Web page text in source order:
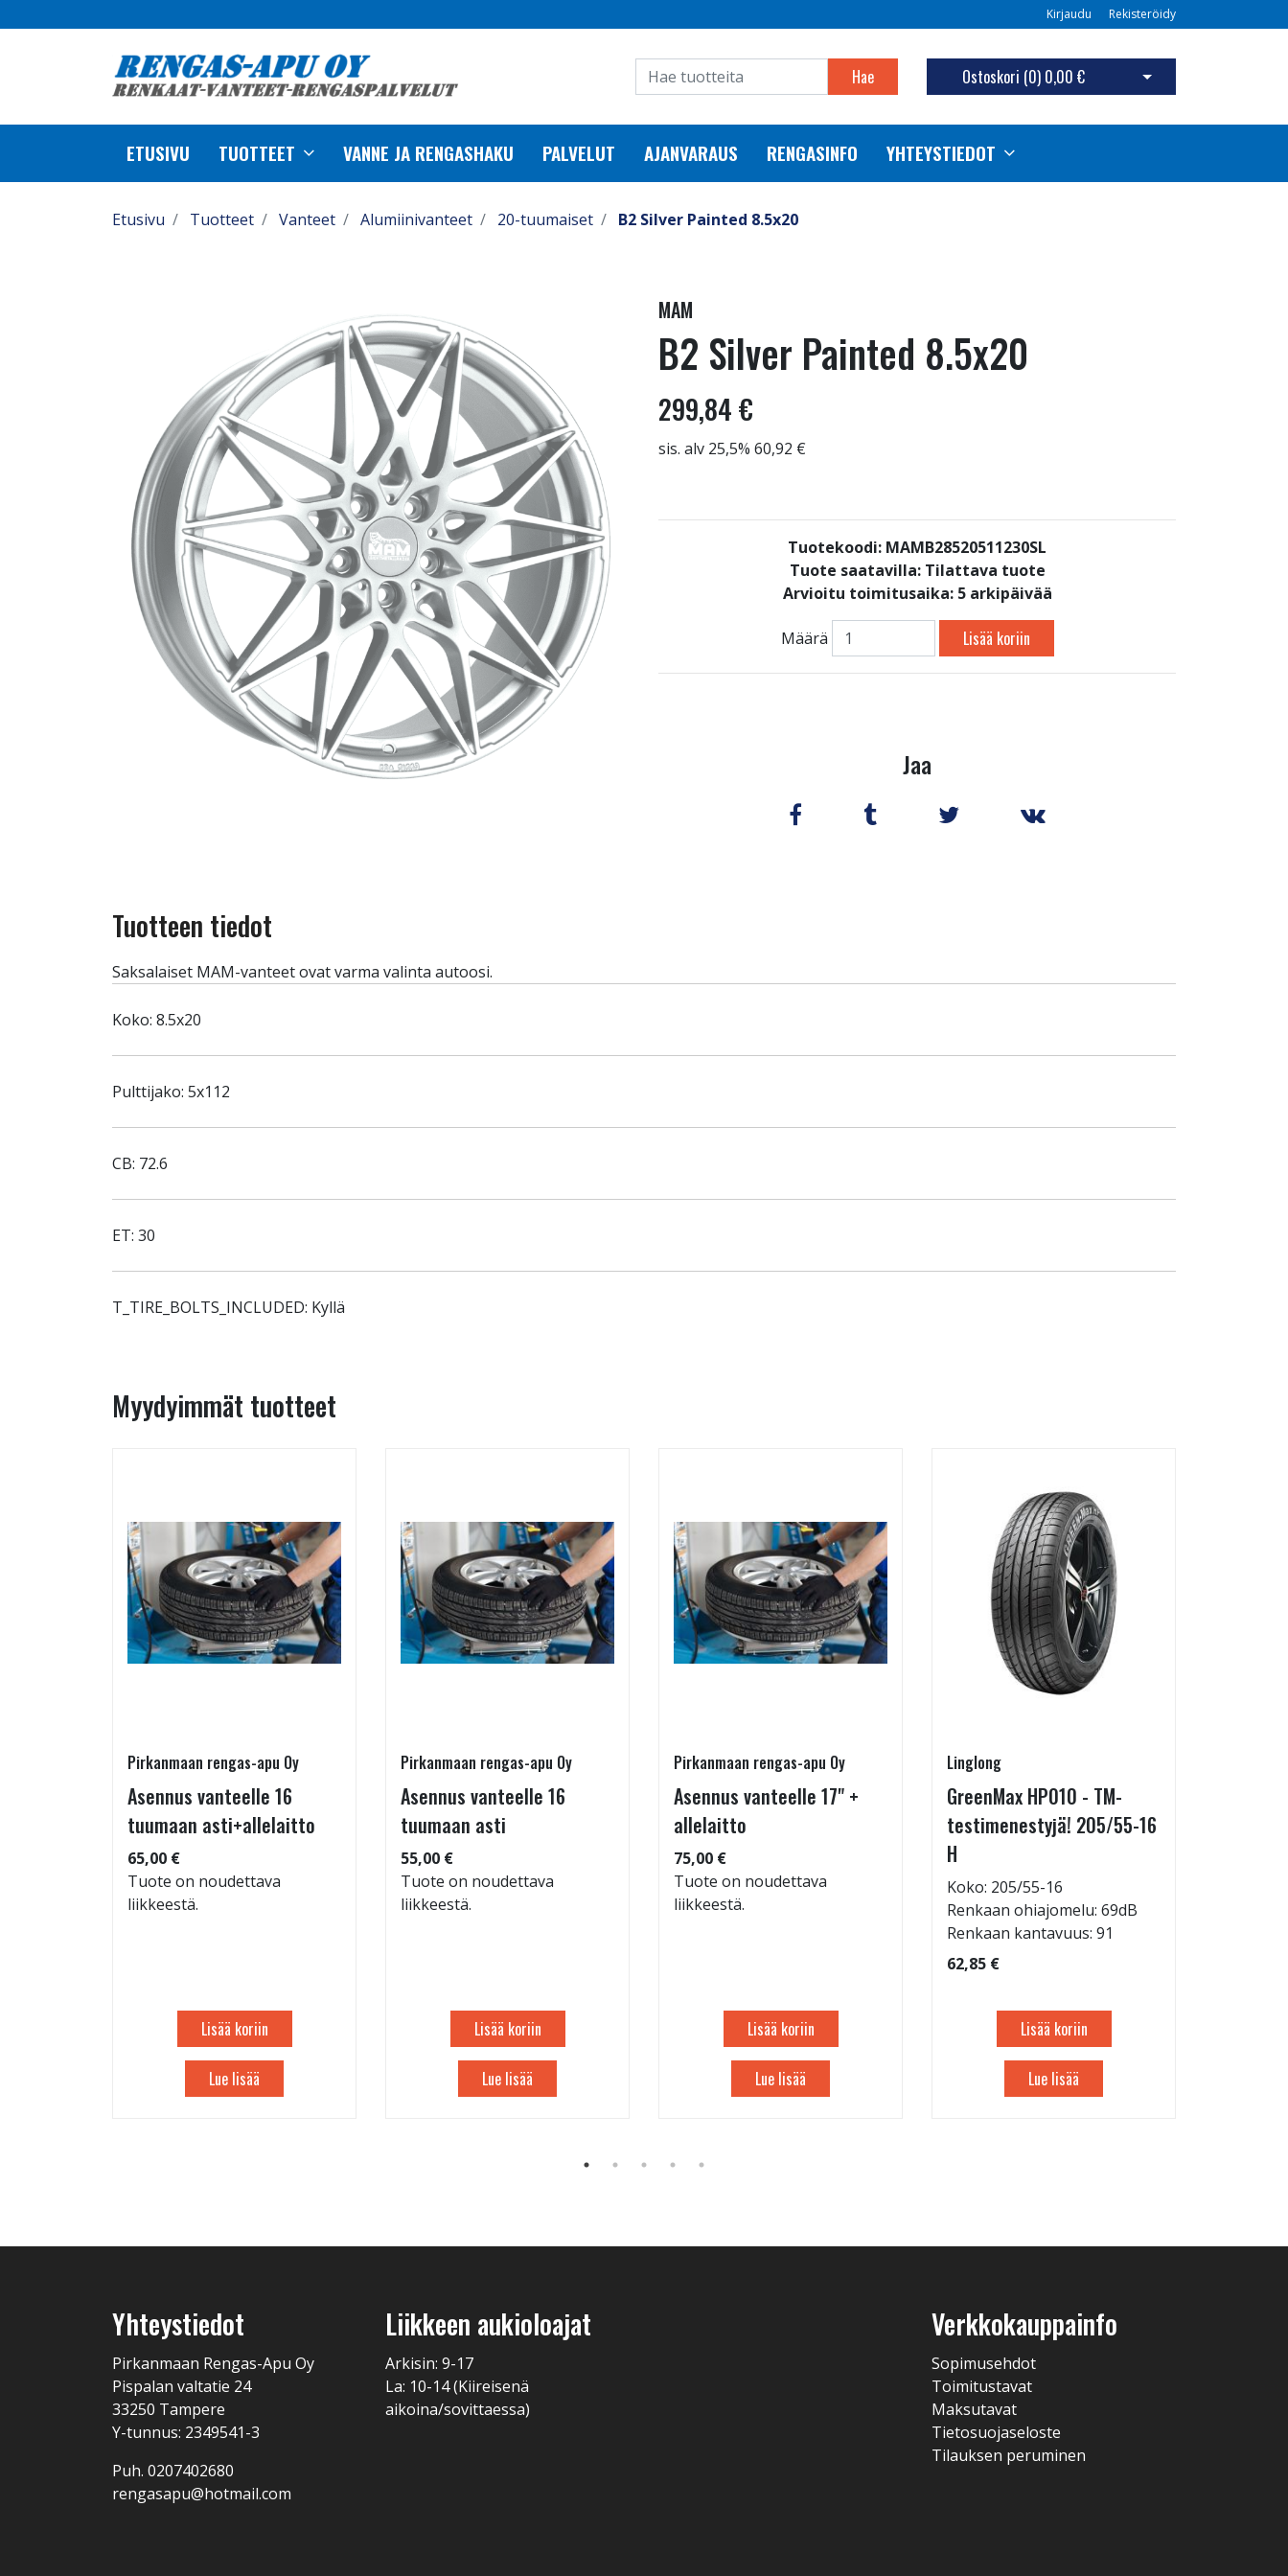
Kirjaudu Rekisteröidy
Hae Ostoskori (0) 0,00 € Avaa ostoskori
ETUSIVU TUOTTEET VANNE JA RENGASHAKU PALVELUT AJANVARAUS RENGASINFO YHTEYSTIEDOT
Etusivu Tuotteet Vanteet Alumiinivanteet 20-tuumaiset B2 Silver Painted 8.5x20
MAM
B2 Silver Painted 8.5x20
299,84 €
sis. alv 25,5% 60,92 €
Tuotekoodi: MAMB28520511230SL
Tuote saatavilla: Tilattava tuote
Arvioitu toimitusaika: 5 arkipäivää
Määrä Lisää koriin
Jaa
Tuotteen tiedot
Saksalaiset MAM-vanteet ovat varma valinta autoosi.
Koko: 8.5x20
Pulttijako: 5x112
CB: 72.6
ET: 30
T_TIRE_BOLTS_INCLUDED: Kyllä
Myydyimmät tuotteet
Pirkanmaan rengas-apu Oy
Asennus vanteelle 16
tuumaan asti+allelaitto
65,00 €
Tuote on noudettava
liikkeestä.
Lisää koriin
Lue lisää
Pirkanmaan rengas-apu Oy
Asennus vanteelle 16
tuumaan asti
55,00 €
Tuote on noudettava
liikkeestä.
Lisää koriin
Lue lisää
Pirkanmaan rengas-apu Oy
Asennus vanteelle 17" +
allelaitto
75,00 €
Tuote on noudettava
liikkeestä.
Lisää koriin
Lue lisää
Linglong
GreenMax HP010 - TM-
testimenestyjä! 205/55-16
H
Koko: 205/55-16
Renkaan ohiajomelu: 69dB
Renkaan kantavuus: 91
62,85 €
Lisää koriin
Lue lisää
Yhteystiedot
Pirkanmaan Rengas-Apu Oy
Pispalan valtatie 24
33250 Tampere
Y-tunnus: 2349541-3
Puh. 0207402680
rengasapu@hotmail.com
Liikkeen aukioloajat
Arkisin: 9-17
La: 10-14 (Kiireisenä
aikoina/sovittaessa)
Verkkokauppainfo
Sopimusehdot
Toimitustavat
Maksutavat
Tietosuojaseloste
Tilauksen peruminen